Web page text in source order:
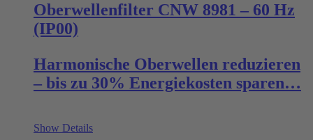
Oberwellenfilter CNW 8981 – 60 Hz
(IP00)
Harmonische Oberwellen reduzieren
– bis zu 30% Energiekosten sparen…
Show Details